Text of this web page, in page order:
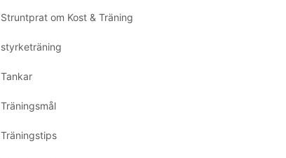
Struntprat om Kost & Träning
styrketräning
Tankar
Träningsmål
Träningstips